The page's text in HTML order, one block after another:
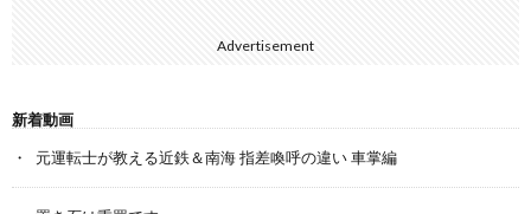
Advertisement
新着動画
元運転士が教える近鉄＆南海 指差喚呼の違い 車掌編